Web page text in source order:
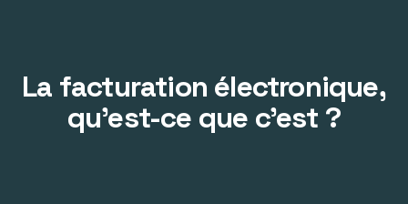
La facturation électronique,
qu’est-ce que c’est ?